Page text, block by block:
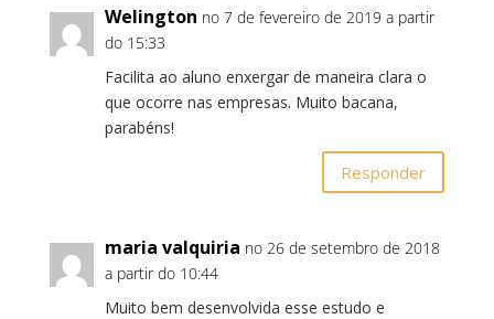
Welington no 7 de fevereiro de 2019 a partir
do 15:33
Facilita ao aluno enxergar de maneira clara o
que ocorre nas empresas. Muito bacana,
parabéns!
Responder
maria valquiria no 26 de setembro de 2018
a partir do 10:44
Muito bem desenvolvida esse estudo e